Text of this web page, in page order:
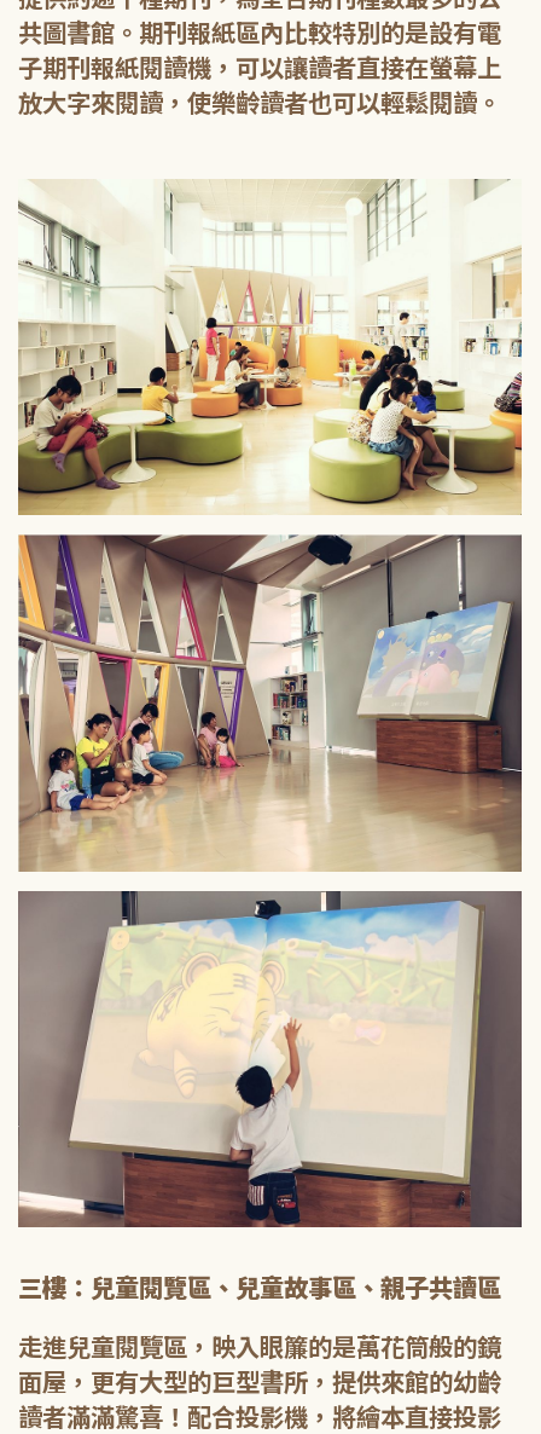
共圖書館。期刊報紙區內比較特別的是設有電
子期刊報紙閱讀機，可以讓讀者直接在螢幕上
放大字來閱讀，使樂齡讀者也可以輕鬆閱讀。
三樓：兒童閱覽區、兒童故事區、親子共讀區
走進兒童閱覽區，映入眼簾的是萬花筒般的鏡
面屋，更有大型的巨型書所，提供來館的幼齡
讀者滿滿驚喜！配合投影機，將繪本直接投影